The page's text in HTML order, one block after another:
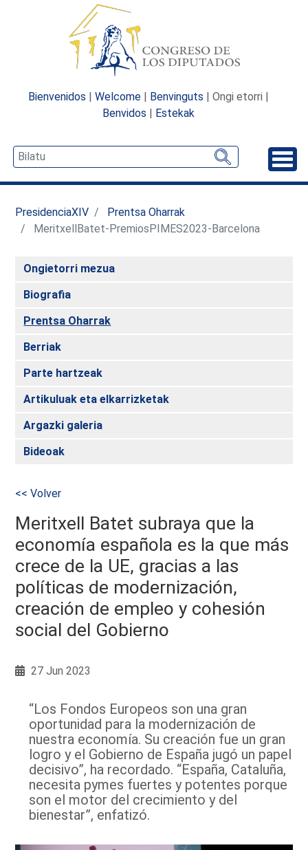
Bienvenidos | Welcome | Benvinguts | Ongi etorri |
Benvidos | Estekak
PresidenciaXIV
Prentsa Oharrak
MeritxellBatet-PremiosPIMES2023-Barcelona
Ongietorri mezua
Biografia
Prentsa Oharrak
Berriak
Parte hartzeak
Artikuluak eta elkarrizketak
Argazki galeria
Bideoak
<< Volver
Meritxell Batet subraya que la
economía española es la que más
crece de la UE, gracias a las
políticas de modernización,
creación de empleo y cohesión
social del Gobierno
27 Jun 2023
“Los Fondos Europeos son una gran
oportunidad para la modernización de
nuestra economía. Su creación fue un gran
logro y el Gobierno de España jugó un papel
decisivo”, ha recordado. “España, Cataluña,
necesita pymes fuertes y potentes porque
son el motor del crecimiento y del
bienestar”, enfatizó.